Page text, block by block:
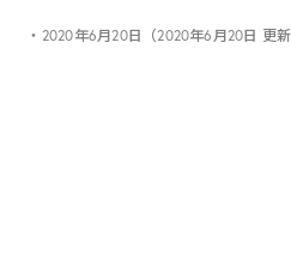
・2020年6月20日（2020年6月20日 更新